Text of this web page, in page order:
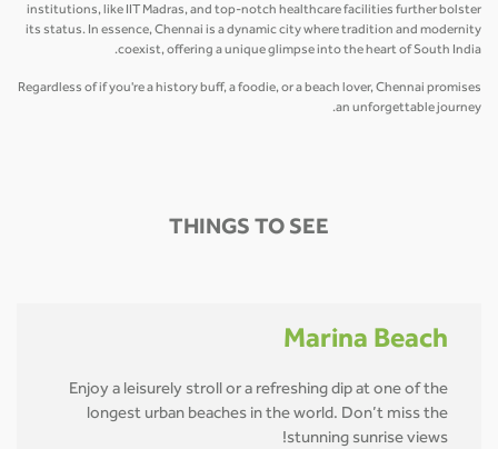
institutions, like IIT Madras, and top-notch healthcare facilities further bolster
its status. In essence, Chennai is a dynamic city where tradition and modernity
coexist, offering a unique glimpse into the heart of South India.
Regardless of if you're a history buff, a foodie, or a beach lover, Chennai promises
an unforgettable journey.
THINGS TO SEE
Marina Beach
Enjoy a leisurely stroll or a refreshing dip at one of the
longest urban beaches in the world. Don’t miss the
stunning sunrise views!